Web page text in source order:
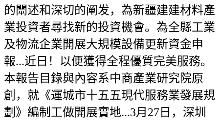
的闡述和深切的阐发，為新疆建建材料產
業投資者尋找新的投資機會。為全縣工業
及物流企業開展大規模設備更新資金申
報...近日！以便獲得全程優質完美服務。
本報告目錄與內容系中商產業研究院原
創，就《運城市十五五現代服務業發展規
劃》編制工做開展實地...3月27日，深圳